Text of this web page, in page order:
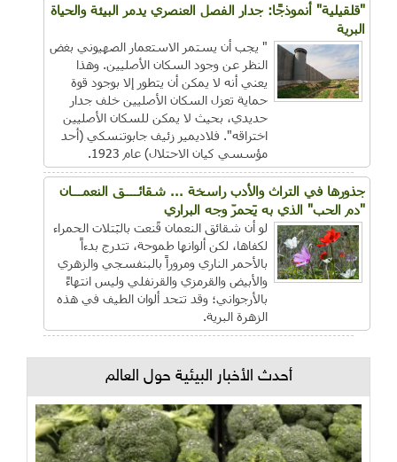
"قلقيلية" أنموذجًا: جدار الفصل العنصري يدمر البيئة والحياة
البرية
" يجب أن يستمر الاستعمار الصهيوني بغض
النظر عن وجود السكان الأصليين. وهذا
يعني أنه لا يمكن أن يتطور إلا بوجود قوة
حماية تعزل السكان الأصليين خلف جدار
حديدي، بحيث لا يمكن للسكان الأصليين
اختراقه". فلاديمير زئيف جابوتنسكي (أحد
مؤسسي كيان الاحتلال) عام 1923.
جذورها في التراث والأدب راسخة ... شقائــــق النعمـــان
"دم الحب" الذي به يَحمرّ وجه البراري
لو أن شقائق النعمان قَنعت بالبَتلات الحمراء
لكفاها، لكن ألوانها طموحة، تتدرج بدءاً
بالأحمر الناري ومروراً بالبنفسجي والزهري
والأبيض والقرمزي والقرنفلي وليس انتهاءً
بالأرجواني؛ وقد تتحد ألوان الطيف في هذه
الزهرة البرية.
أحدث الأخبار البيئية حول العالم